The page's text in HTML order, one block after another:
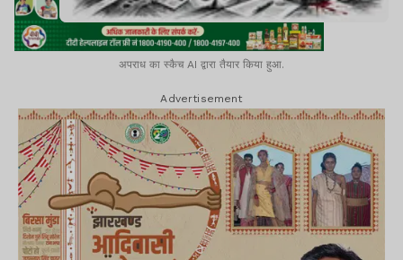
अपराध का स्कैच AI द्वारा तैयार किया हुआ.
Advertisement